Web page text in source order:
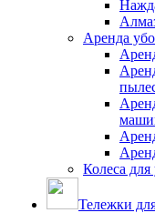
Аренда
Колеса
Тележки